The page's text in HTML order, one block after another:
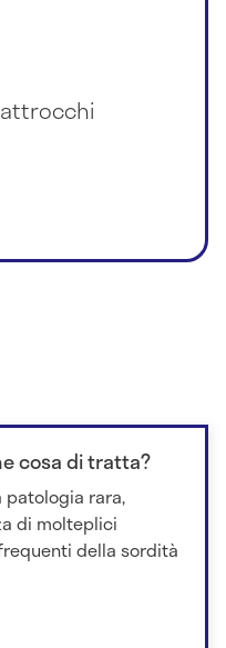
cosa di tratta?
patologia rara,
di molteplici
della sordità